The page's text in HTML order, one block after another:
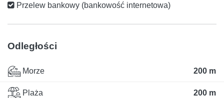
Przelew bankowy (bankowość internetowa)
Odległości
Morze 200 m
Plaża 200 m